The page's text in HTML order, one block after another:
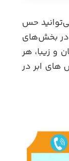
حس
در بخش‌های
و زیبا، هر
های ابر در